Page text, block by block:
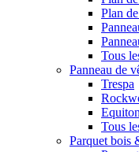
Plan
Tous
Panneau de
Trespa
Tous
Parquet bois